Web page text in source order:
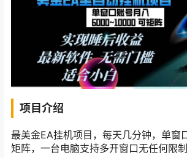
项目介绍
最美金EA挂机项目，每天几分钟，单窗
矩阵，一台电脑支持多开窗口无任何限制